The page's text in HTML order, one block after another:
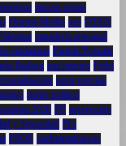
nuevas pistas
Oriente Medio oro OTAN
panadería artesanal
ciudadana Partido Popular
Badosa paz interior Pedri
peste porcina
poder político
2026 PP prevención
y Seguridad Pro
PSOE quebrantahuesos